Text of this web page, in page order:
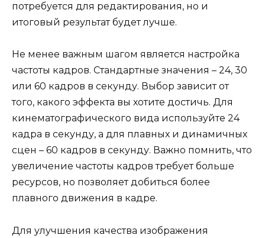
потребуется для редактирования, но и
итоговый результат будет лучше.
Не менее важным шагом является настройка
частоты кадров. Стандартные значения – 24, 30
или 60 кадров в секунду. Выбор зависит от
того, какого эффекта вы хотите достичь. Для
кинематографического вида используйте 24
кадра в секунду, а для плавных и динамичных
сцен – 60 кадров в секунду. Важно помнить, что
увеличение частоты кадров требует больше
ресурсов, но позволяет добиться более
плавного движения в кадре.
Для улучшения качества изображения